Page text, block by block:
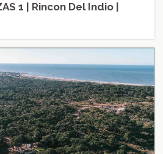
1 | Rincon Del Indio |